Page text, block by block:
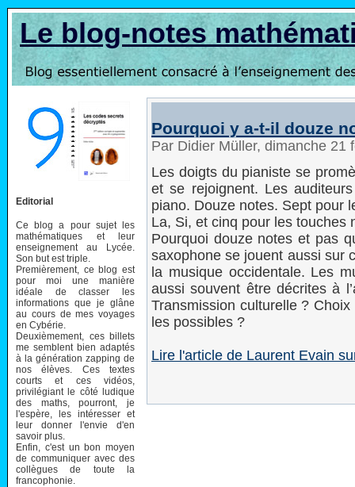
Le blog-notes
Editorial
Ce blog a pour sujet les
mathématiques et leur
enseignement au Lycée.
Son but est triple.
Premièrement, ce blog est
pour moi une manière
idéale de classer les
informations que je glâne
au cours de mes voyages
en Cybérie.
Deuxièmement, ces billets
me semblent bien adaptés
à la génération zapping de
nos élèves. Ces textes
courts et ces vidéos,
privilégiant le côté ludique
des maths, pourront, je
l'espère, les intéresser et
leur donner l'envie d'en
savoir plus.
Enfin, c'est un bon moyen
de communiquer avec des
collègues de toute la
francophonie.
Pourquoi y a-t-il douze
Par Didier Müller, dimanche 21
Les doigts du pianiste se
et se rejoignent. Les
piano. Douze notes. Sept pour
La, Si, et cinq pour les touches
Pourquoi douze notes et pas
saxophone se jouent aussi sur
la musique occidentale. Les
aussi souvent être décrites à
Transmission culturelle ?
les possibles ?
Lire l'article de Laurent Evain